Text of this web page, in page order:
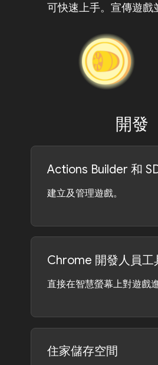
可快速上手。宣傳遊戲
開發
Actions Builder 和
建立及管理遊戲。
Chrome 開發人員工
直接在智慧螢幕上對遊戲
住家儲存空間